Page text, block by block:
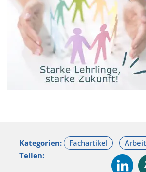
Kategorien:
Teilen: